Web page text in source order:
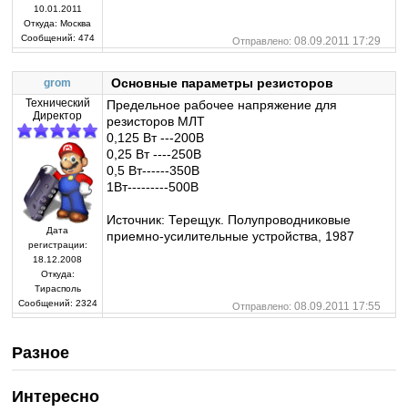
10.01.2011
Откуда: Москва
Сообщений: 474 Отправлено: 08.09.2011 17:29
grom Основные параметры резисторов
Технический
Директор
Дата
регистрации:
18.12.2008
Откуда:
Тирасполь
Сообщений: 2324
Предельное рабочее напряжение для
резисторов МЛТ
0,125 Вт ---200В
0,25 Вт ----250В
0,5 Вт------350В
1Вт---------500В
Источник: Терещук. Полупроводниковые
приемно-усилительные устройства, 1987
Отправлено: 08.09.2011 17:55
Разное
Интересно